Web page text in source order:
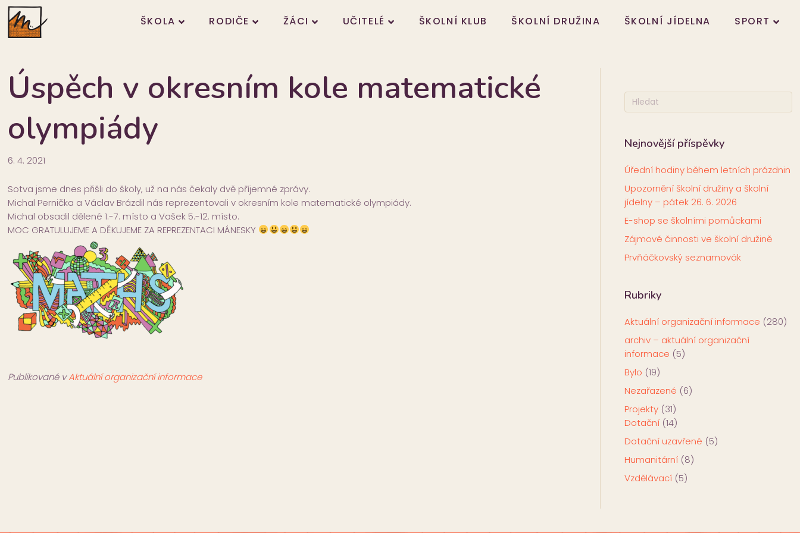
ŠKOLA RODIČE ŽÁCI UČITELÉ ŠKOLNÍ KLUB ŠKOLNÍ DRUŽINA ŠKOLNÍ JÍDELNA SPORT
Úspěch v okresním kole matematické
olympiády
6. 4. 2021
Sotva jsme dnes přišli do školy, už na nás čekaly dvě příjemné zprávy.
Michal Pernička a Václav Brázdil nás reprezentovali v okresním kole matematické olympiády.
Michal obsadil dělené 1.-7. místo a Vašek 5.-12. místo.
MOC GRATULUJEME A DĚKUJEME ZA REPREZENTACI MÁNESKY
Publikované vAktuální organizační informace
Nejnovější příspěvky
Úřední hodiny během letních prázdnin
Upozornění školní družiny a školní
jídelny – pátek 26. 6. 2026
E-shop se školními pomůckami
Zájmové činnosti ve školní družině
Prvňáčkovský seznamovák
Rubriky
Aktuální organizační informace (280)
archiv – aktuální organizační
informace (5)
Bylo (19)
Nezařazené (6)
Projekty(31)
Dotační(14)
Dotační uzavřené (5)
Humanitární(8)
Vzdělávací(5)